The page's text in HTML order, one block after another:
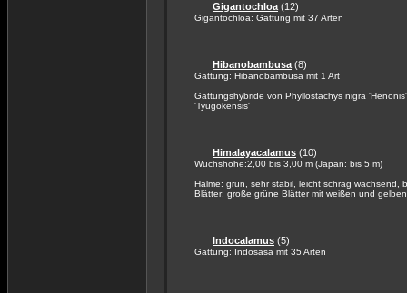
Gigantochloa (12)
Gigantochloa: Gattung mit 37 Arten
Hibanobambusa (8)
Gattung: Hibanobambusa mit 1 Art
Gattungshybride von Phyllostachys nigra
'Tyugokensis'
Himalayacalamus (10)
Wuchshöhe:2,00 bis 3,00 m (Japan: bis 5 m)
Halme: grün, sehr stabil, leicht schräg wachsend,
Blätter: große grüne Blätter mit weißen und
Indocalamus (5)
Gattung: Indosasa mit 35 Arten